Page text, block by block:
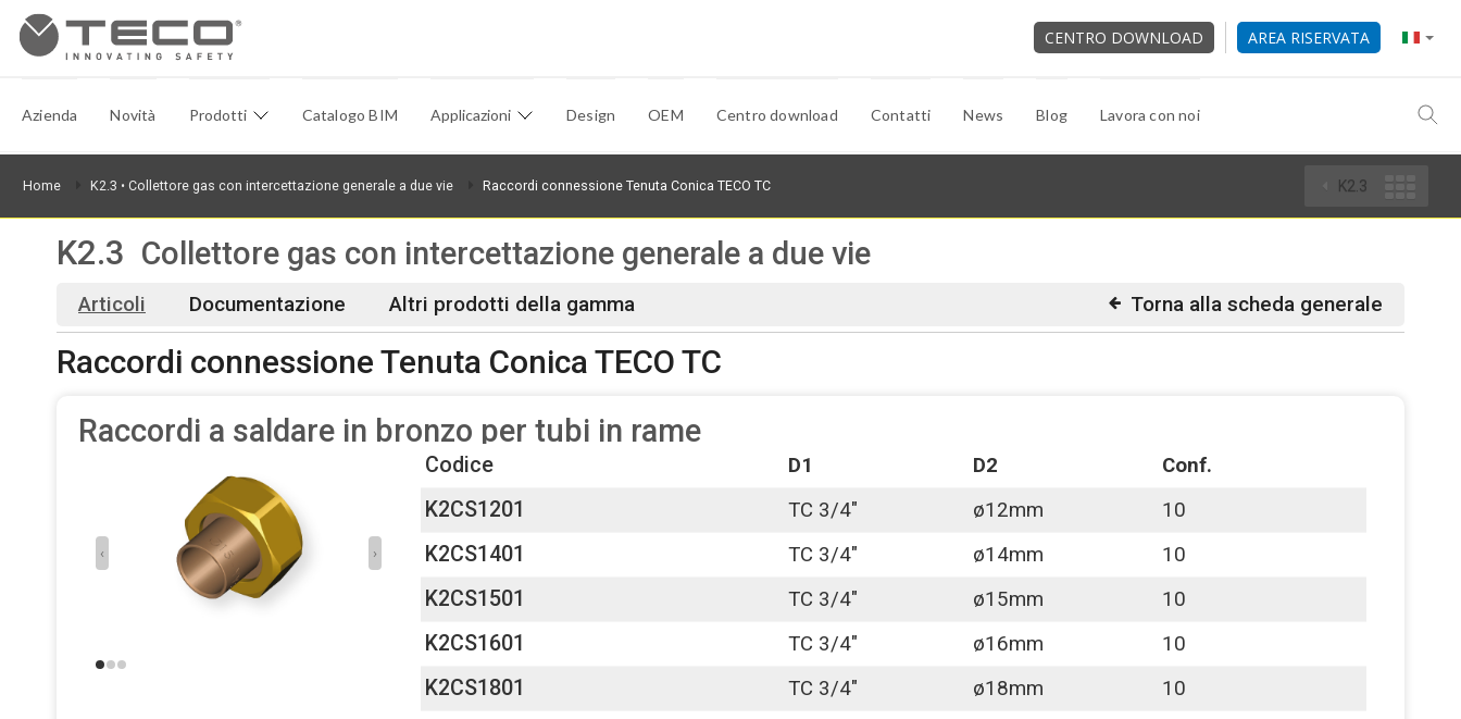
CENTRO DOWNLOAD AREA RISERVATA
Azienda Novità Prodotti Catalogo BIM Applicazioni Design OEM Centro download Contatti News Blog Lavora con noi
Home K2.3 • Collettore gas con intercettazione generale a due vie Raccordi connessione Tenuta Conica TECO TC K2.3
K2.3 Collettore gas con intercettazione generale a due vie
Articoli Documentazione Altri prodotti della gamma Torna alla scheda generale
Raccordi connessione Tenuta Conica TECO TC
Raccordi a saldare in bronzo per tubi in rame
‹ ›
Codice D1 D2 Conf.
K2CS1201 TC 3/4" ø12mm 10
K2CS1401 TC 3/4" ø14mm 10
K2CS1501 TC 3/4" ø15mm 10
K2CS1601 TC 3/4" ø16mm 10
K2CS1801 TC 3/4" ø18mm 10